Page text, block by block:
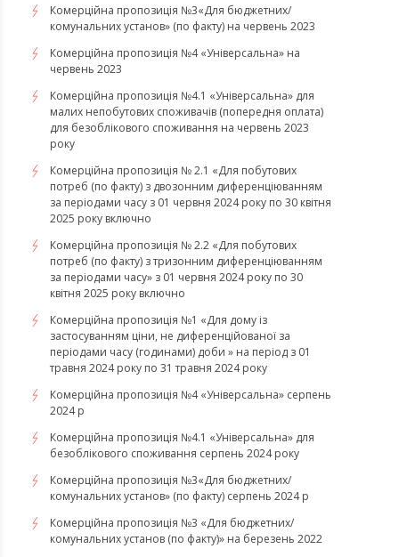
Комерційна пропозиція №3«Для бюджетних/
комунальних установ» (по факту) на червень 2023
Комерційна пропозиція №4 «Універсальна» на
червень 2023
Комерційна пропозиція №4.1 «Універсальна» для
малих непобутових споживачів (попередня оплата)
для безоблікового споживання на червень 2023
року
Комерційна пропозиція № 2.1 «Для побутових
потреб (по факту) з двозонним диференціюванням
за періодами часу з 01 червня 2024 року по 30 квітня
2025 року включно
Комерційна пропозиція № 2.2 «Для побутових
потреб (по факту) з тризонним диференціюванням
за періодами часу» з 01 червня 2024 року по 30
квітня 2025 року включно
Комерційна пропозиція №1 «Для дому із
застосуванням ціни, не диференційованої за
періодами часу (годинами) доби » на період з 01
травня 2024 року по 31 травня 2024 року
Комерційна пропозиція №4 «Універсальна» серпень
2024 р
Комерційна пропозиція №4.1 «Універсальна» для
безоблікового споживання серпень 2024 року
Комерційна пропозиція №3«Для бюджетних/
комунальних установ» (по факту) серпень 2024 р
Комерційна пропозиція №3 «Для бюджетних/
комунальних установ (по факту)» на березень 2022